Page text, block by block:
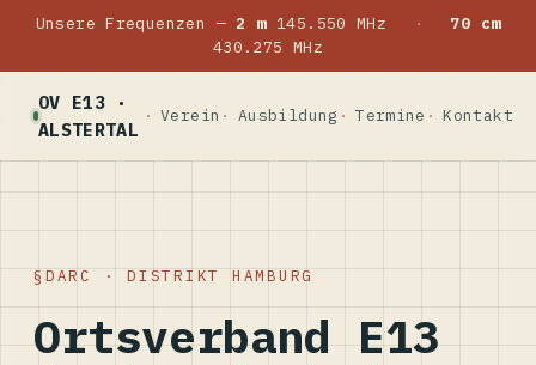
Unsere Frequenzen — 2 m145.550 MHz ·
70 cm
430.275 MHz
OV E13 ·
ALSTERTAL
Verein Ausbildung Termine Kontakt
DARC · DISTRIKT HAMBURG
Ortsverband E13